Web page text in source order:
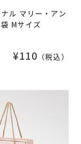
ル マリー・アン
Mサイズ
¥110 （税込）